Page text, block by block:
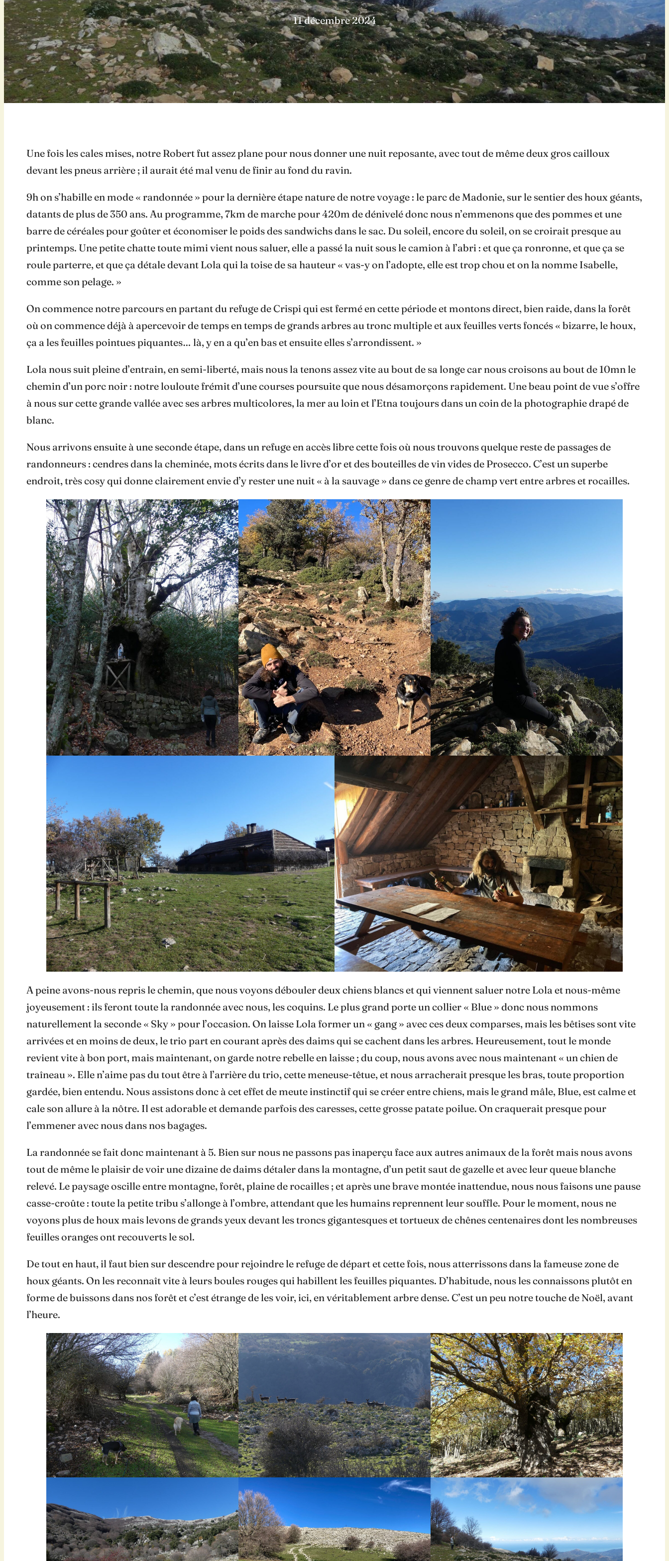
11 décembre 2024
Une fois les cales mises, notre Robert fut assez plane pour nous donner une nuit reposante, avec tout de même deux gros cailloux
devant les pneus arrière ; il aurait été mal venu de finir au fond du ravin.
9h on s’habille en mode « randonnée » pour la dernière étape nature de notre voyage : le parc de Madonie, sur le sentier des houx géants,
datants de plus de 350 ans. Au programme, 7km de marche pour 420m de dénivelé donc nous n’emmenons que des pommes et une
barre de céréales pour goûter et économiser le poids des sandwichs dans le sac. Du soleil, encore du soleil, on se croirait presque au
printemps. Une petite chatte toute mimi vient nous saluer, elle a passé la nuit sous le camion à l’abri : et que ça ronronne, et que ça se
roule parterre, et que ça détale devant Lola qui la toise de sa hauteur « vas-y on l’adopte, elle est trop chou et on la nomme Isabelle,
comme son pelage. »
On commence notre parcours en partant du refuge de Crispi qui est fermé en cette période et montons direct, bien raide, dans la forêt
où on commence déjà à apercevoir de temps en temps de grands arbres au tronc multiple et aux feuilles verts foncés « bizarre, le houx,
ça a les feuilles pointues piquantes… là, y en a qu’en bas et ensuite elles s’arrondissent. »
Lola nous suit pleine d’entrain, en semi-liberté, mais nous la tenons assez vite au bout de sa longe car nous croisons au bout de 10mn le
chemin d’un porc noir : notre louloute frémit d’une courses poursuite que nous désamorçons rapidement. Une beau point de vue s’offre
à nous sur cette grande vallée avec ses arbres multicolores, la mer au loin et l’Etna toujours dans un coin de la photographie drapé de
blanc.
Nous arrivons ensuite à une seconde étape, dans un refuge en accès libre cette fois où nous trouvons quelque reste de passages de
randonneurs : cendres dans la cheminée, mots écrits dans le livre d’or et des bouteilles de vin vides de Prosecco. C’est un superbe
endroit, très cosy qui donne clairement envie d’y rester une nuit « à la sauvage » dans ce genre de champ vert entre arbres et rocailles.
A peine avons-nous repris le chemin, que nous voyons débouler deux chiens blancs et qui viennent saluer notre Lola et nous-même
joyeusement : ils feront toute la randonnée avec nous, les coquins. Le plus grand porte un collier « Blue » donc nous nommons
naturellement la seconde « Sky » pour l’occasion. On laisse Lola former un « gang » avec ces deux comparses, mais les bêtises sont vite
arrivées et en moins de deux, le trio part en courant après des daims qui se cachent dans les arbres. Heureusement, tout le monde
revient vite à bon port, mais maintenant, on garde notre rebelle en laisse ; du coup, nous avons avec nous maintenant « un chien de
traîneau ». Elle n’aime pas du tout être à l’arrière du trio, cette meneuse-têtue, et nous arracherait presque les bras, toute proportion
gardée, bien entendu. Nous assistons donc à cet effet de meute instinctif qui se créer entre chiens, mais le grand mâle, Blue, est calme et
cale son allure à la nôtre. Il est adorable et demande parfois des caresses, cette grosse patate poilue. On craquerait presque pour
l’emmener avec nous dans nos bagages.
La randonnée se fait donc maintenant à 5. Bien sur nous ne passons pas inaperçu face aux autres animaux de la forêt mais nous avons
tout de même le plaisir de voir une dizaine de daims détaler dans la montagne, d’un petit saut de gazelle et avec leur queue blanche
relevé. Le paysage oscille entre montagne, forêt, plaine de rocailles ; et après une brave montée inattendue, nous nous faisons une pause
casse-croûte : toute la petite tribu s’allonge à l’ombre, attendant que les humains reprennent leur souffle. Pour le moment, nous ne
voyons plus de houx mais levons de grands yeux devant les troncs gigantesques et tortueux de chênes centenaires dont les nombreuses
feuilles oranges ont recouverts le sol.
De tout en haut, il faut bien sur descendre pour rejoindre le refuge de départ et cette fois, nous atterrissons dans la fameuse zone de
houx géants. On les reconnaît vite à leurs boules rouges qui habillent les feuilles piquantes. D’habitude, nous les connaissons plutôt en
forme de buissons dans nos forêt et c’est étrange de les voir, ici, en véritablement arbre dense. C’est un peu notre touche de Noël, avant
l’heure.